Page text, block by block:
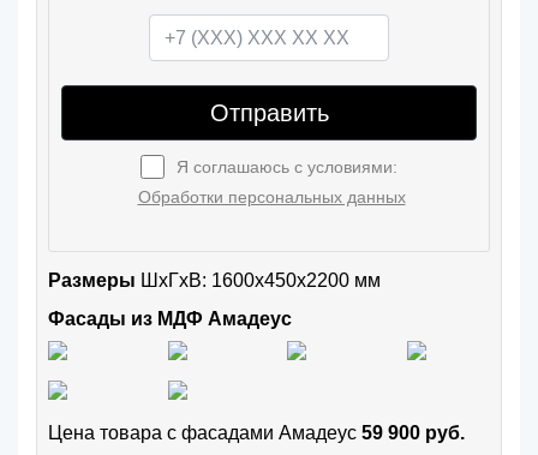
Отправить
Я соглашаюсь с условиями:
Обработки персональных данных
Размеры ШxГхВ: 1600x450x2200 мм
Фасады из МДФ Амадеус
Цена товара с фасадами Амадеус 59 900 руб.